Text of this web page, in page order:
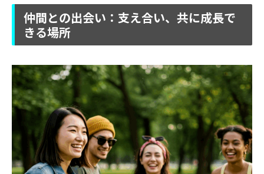
仲間との出会い：支え合い、共に成長で
きる場所